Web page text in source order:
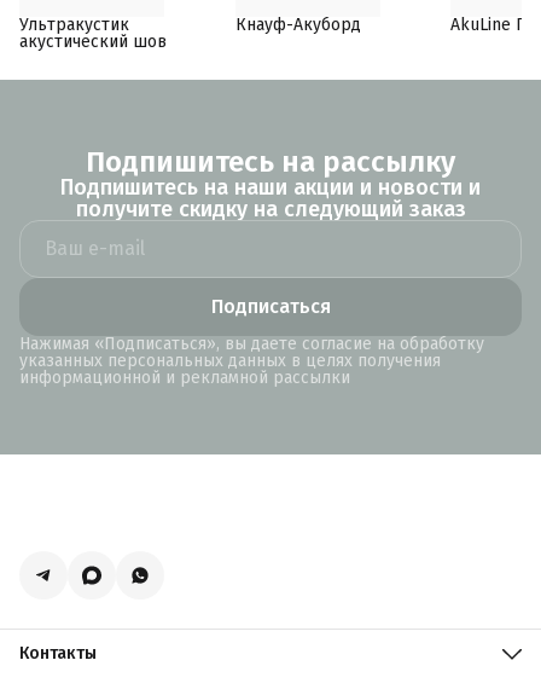
Ультракустик
акустический шов
Кнауф-Акуборд AkuLine
Подпишитесь на рассылку
Подпишитесь на наши акции и новости и
получите скидку на следующий заказ
Подписаться
Нажимая «Подписаться», вы даете согласие на обработку
указанных персональных данных в целях получения
информационной и рекламной рассылки
Контакты